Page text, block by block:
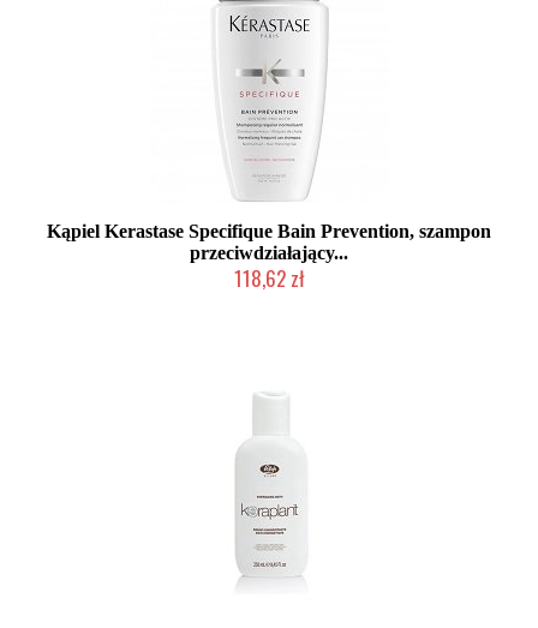
Kąpiel Kerastase Specifique Bain Prevention, szampon
przeciwdziałający...
118,62 zł